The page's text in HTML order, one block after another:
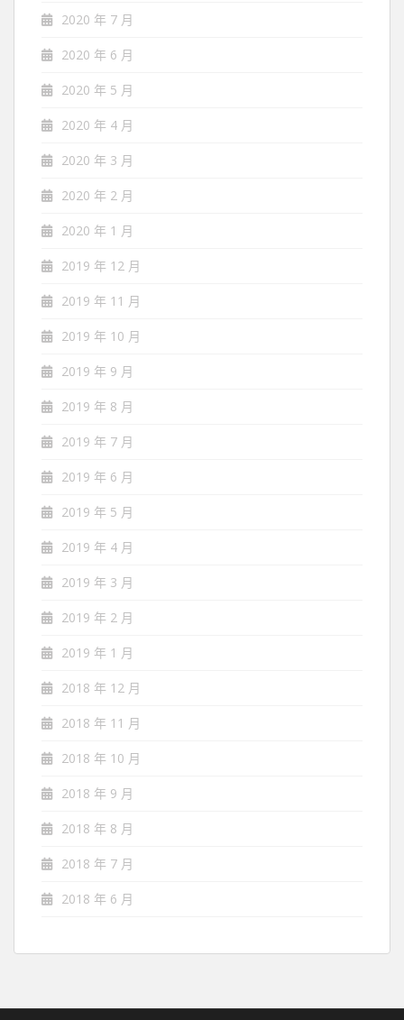
2020 年 7 月
2020 年 6 月
2020 年 5 月
2020 年 4 月
2020 年 3 月
2020 年 2 月
2020 年 1 月
2019 年 12 月
2019 年 11 月
2019 年 10 月
2019 年 9 月
2019 年 8 月
2019 年 7 月
2019 年 6 月
2019 年 5 月
2019 年 4 月
2019 年 3 月
2019 年 2 月
2019 年 1 月
2018 年 12 月
2018 年 11 月
2018 年 10 月
2018 年 9 月
2018 年 8 月
2018 年 7 月
2018 年 6 月